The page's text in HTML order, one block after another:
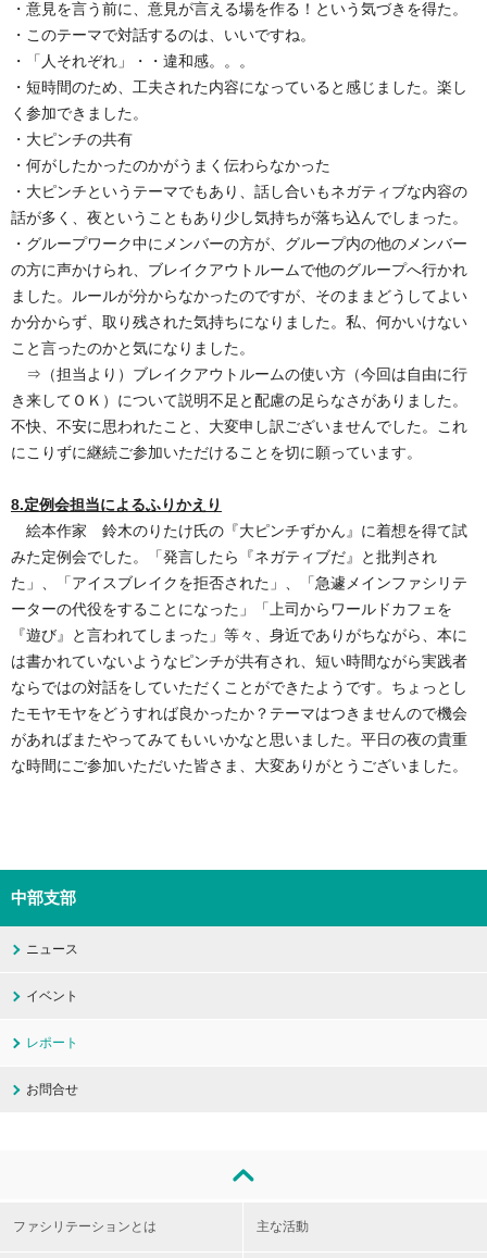
・意見を言う前に、意見が言える場を作る！という気づきを得た。
・このテーマで対話するのは、いいですね。
・「人それぞれ」・・違和感。。。
・短時間のため、工夫された内容になっていると感じました。楽し
く参加できました。
・大ピンチの共有
・何がしたかったのかがうまく伝わらなかった
・大ピンチというテーマでもあり、話し合いもネガティブな内容の
話が多く、夜ということもあり少し気持ちが落ち込んでしまった。
・グループワーク中にメンバーの方が、グループ内の他のメンバー
の方に声かけられ、ブレイクアウトルームで他のグループへ行かれ
ました。ルールが分からなかったのですが、そのままどうしてよい
か分からず、取り残された気持ちになりました。私、何かいけない
こと言ったのかと気になりました。
⇒（担当より）ブレイクアウトルームの使い方（今回は自由に行
き来してＯＫ）について説明不足と配慮の足らなさがありました。
不快、不安に思われたこと、大変申し訳ございませんでした。これ
にこりずに継続ご参加いただけることを切に願っています。
8.定例会担当によるふりかえり
絵本作家 鈴木のりたけ氏の『大ピンチずかん』に着想を得て試
みた定例会でした。「発言したら『ネガティブだ』と批判され
た」、「アイスブレイクを拒否された」、「急遽メインファシリテ
ーターの代役をすることになった」「上司からワールドカフェを
『遊び』と言われてしまった」等々、身近でありがちながら、本に
は書かれていないようなピンチが共有され、短い時間ながら実践者
ならではの対話をしていただくことができたようです。ちょっとし
たモヤモヤをどうすれば良かったか？テーマはつきませんので機会
があればまたやってみてもいいかなと思いました。平日の夜の貴重
な時間にご参加いただいた皆さま、大変ありがとうございました。
中部支部
ニュース
イベント
レポート
お問合せ
ファシリテーションとは 主な活動